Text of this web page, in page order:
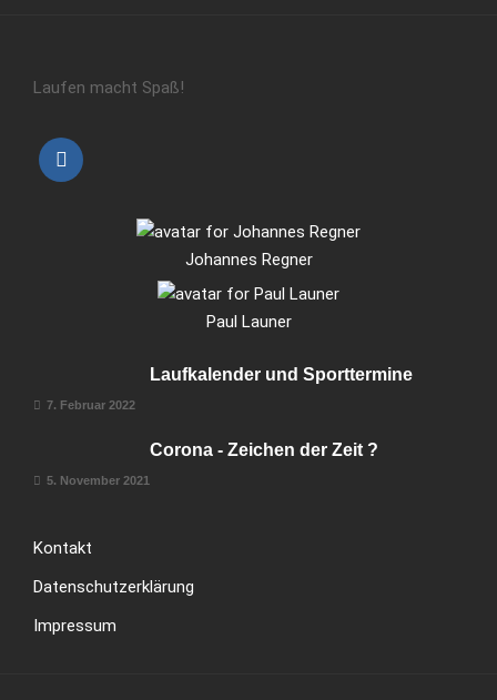
Laufen macht Spaß!
Johannes Regner
Paul Launer
Laufkalender und Sporttermine
7. Februar 2022
Corona - Zeichen der Zeit ?
5. November 2021
Kontakt
Datenschutzerklärung
Impressum